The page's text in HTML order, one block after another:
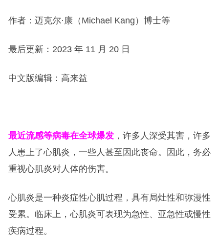
作者：迈克尔·康（Michael Kang）博士等
最后更新：2023 年 11 月 20 日
中文版编辑：高来益
最近流感等病毒在全球爆发，许多人深受其害，许多
人患上了心肌炎，一些人甚至因此丧命。因此，务必
重视心肌炎对人体的伤害。
心肌炎是一种炎症性心肌过程，具有局灶性和弥漫性
受累。临床上，心肌炎可表现为急性、亚急性或慢性
疾病过程。